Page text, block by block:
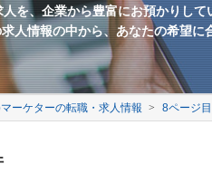
を、企業から豊富にお預かりし
人情報の中から、あなたの希望
ーケターの転職・求人情報 8ページ目
ゲームディレクター
ゲームシナリオライター
退職金あり
韓国語を活かす